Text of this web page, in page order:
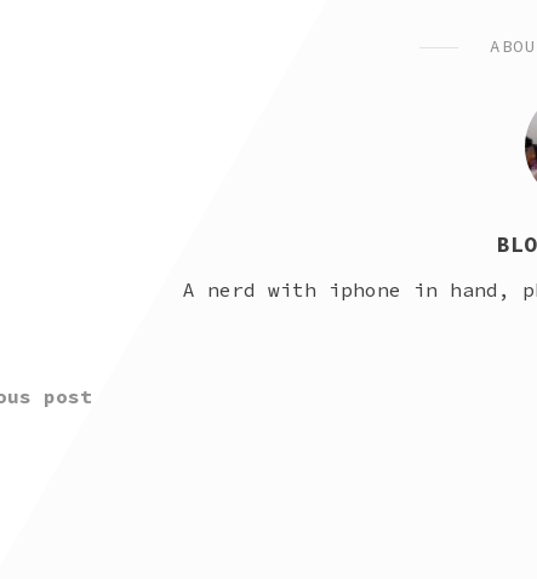
A nerd with iphone in hand,
post